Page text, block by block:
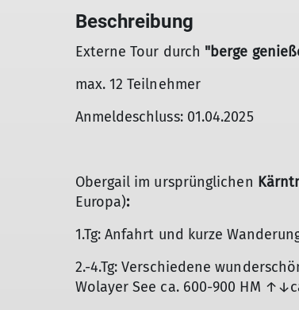
Beschreibung
Externe Tour durch "berge
max. 12 Teilnehmer
Anmeldeschluss: 01.04.2025
Obergail im ursprünglichen
Europa):
1.Tg: Anfahrt und kurze
2.-4.Tg: Verschiedene
Wolayer See ca. 600-900 HM